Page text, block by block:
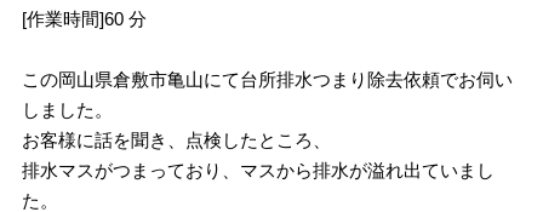
[作業時間]60 分
この岡山県倉敷市亀山にて台所排水つまり除去依頼でお伺い
しました。
お客様に話を聞き、点検したところ、
排水マスがつまっており、マスから排水が溢れ出ていまし
た。